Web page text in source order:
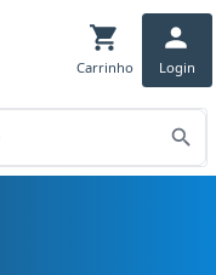
Carrinho Login